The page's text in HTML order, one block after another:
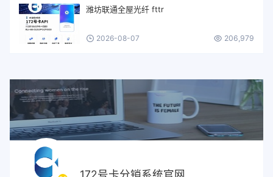
潍坊联通全屋光纤 fttr
2026-08-07 206,979
172号卡分销系统官网